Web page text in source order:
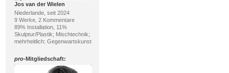
Jos van der Wielen
Niederlande, seit 2024
9 Werke, 2 Kommentare
89% Installation, 11%
Skulptur/Plastik; Mischtechnik;
mehrheitlich: Gegenwartskunst
pro-Mitgliedschaft: